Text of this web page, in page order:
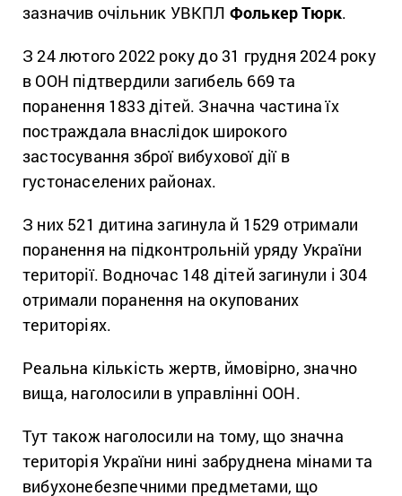
зазначив очільник УВКПЛ Фолькер Тюрк.
З 24 лютого 2022 року до 31 грудня 2024 року
в ООН підтвердили загибель 669 та
поранення 1833 дітей. Значна частина їх
постраждала внаслідок широкого
застосування зброї вибухової дії в
густонаселених районах.
З них 521 дитина загинула й 1529 отримали
поранення на підконтрольній уряду України
території. Водночас 148 дітей загинули і 304
отримали поранення на окупованих
територіях.
Реальна кількість жертв, ймовірно, значно
вища, наголосили в управлінні ООН.
Тут також наголосили на тому, що значна
територія України нині забруднена мінами та
вибухонебезпечними предметами, що